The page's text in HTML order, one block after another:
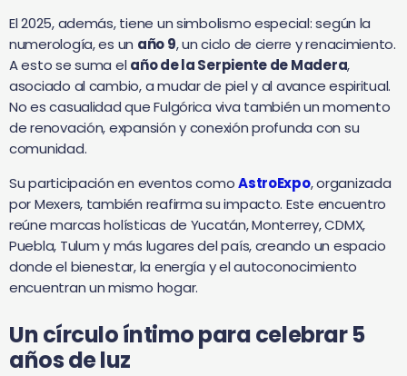
El 2025, además, tiene un simbolismo especial: según la
numerología, es un año 9, un ciclo de cierre y renacimiento.
A esto se suma el año de la Serpiente de Madera,
asociado al cambio, a mudar de piel y al avance espiritual.
No es casualidad que Fulgórica viva también un momento
de renovación, expansión y conexión profunda con su
comunidad.
Su participación en eventos comoAstroExpo, organizada
por Mexers, también reafirma su impacto. Este encuentro
reúne marcas holísticas de Yucatán, Monterrey, CDMX,
Puebla, Tulum y más lugares del país, creando un espacio
donde el bienestar, la energía y el autoconocimiento
encuentran un mismo hogar.
Un círculo íntimo para celebrar 5
años de luz